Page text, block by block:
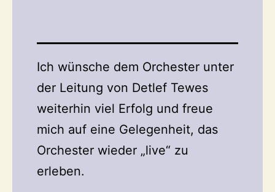
Ich wünsche dem Orchester unter
der Leitung von Detlef Tewes
weiterhin viel Erfolg und freue
mich auf eine Gelegenheit, das
Orchester wieder „live“ zu
erleben.